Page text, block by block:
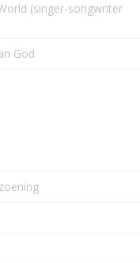
(singer-songwriter
God